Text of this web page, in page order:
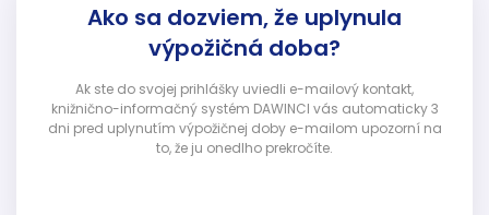
Ako sa dozviem, že uplynula
výpožičná doba?
Ak ste do svojej prihlášky uviedli e-mailový kontakt,
knižnično-informačný systém DAWINCI vás automaticky 3
dni pred uplynutím výpožičnej doby e-mailom upozorní na
to, že ju onedlho prekročíte.